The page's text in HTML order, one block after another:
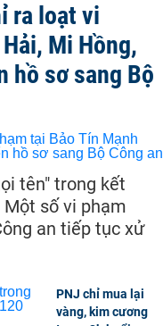
ra loạt vi
Mi Hồng,
hồ sơ sang Bộ
tên" trong kết
số vi phạm
an tiếp tục xử
PNJ chỉ mua lại
vàng, kim cương